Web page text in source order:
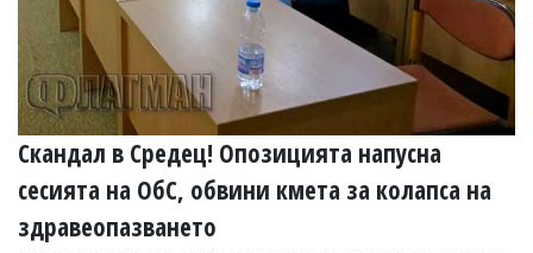
Скандал в Средец! Опозицията напусна
сесията на ОбС, обвини кмета за колапса на
здравеопазването